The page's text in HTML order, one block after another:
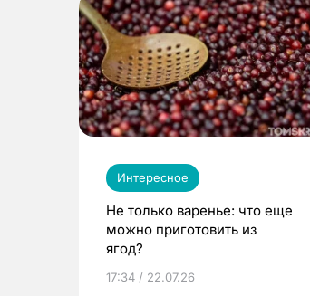
Интересное
Не только варенье: что еще
можно приготовить из
ягод?
17:34 / 22.07.26